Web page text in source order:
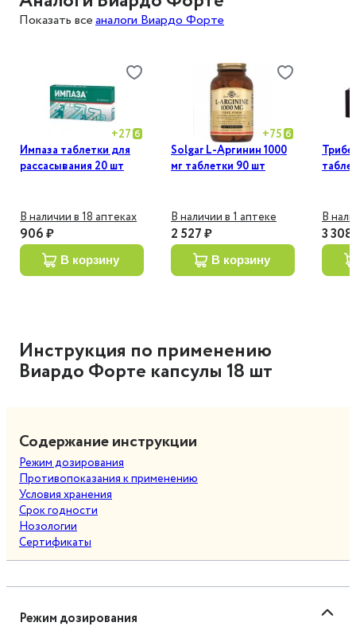
Показать все аналоги Виардо Форте
+27
Импаза таблетки для
рассасывания 20 шт
В наличии в 18 аптеках
906 ₽
в корзину
+75
Solgar L-Аргинин 1000
мг таблетки 90 шт
В наличии в 1 аптеке
2 527 ₽
в корзину
В
3 308
Инструкция по применению
Виардо Форте капсулы 18 шт
Содержание инструкции
Режим дозирования
Противопоказания к применению
Условия хранения
Срок годности
Нозологии
Сертификаты
Режим дозирования